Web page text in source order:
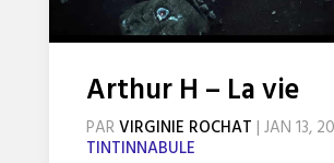
Arthur H – La vie
PARVIRGINIE ROCHAT | JAN 13,
TINTINNABULE